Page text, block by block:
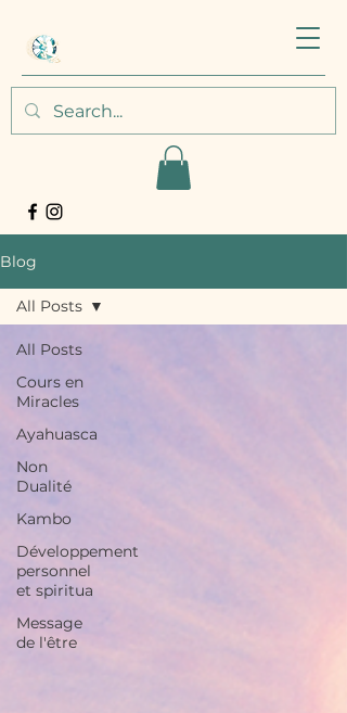
Blog
All Posts
Cours en
Miracles
Ayahuasca
Non
Dualité
Kambo
Développement
personnel
et spiritua
Message
de l'être
All Posts